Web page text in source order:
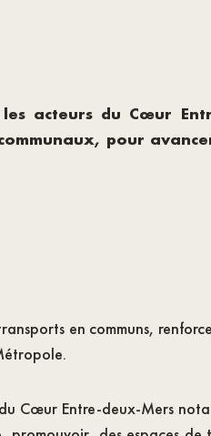
acteurs du Cœur
pour
en communs,
Cœur Entre-deux-Mers